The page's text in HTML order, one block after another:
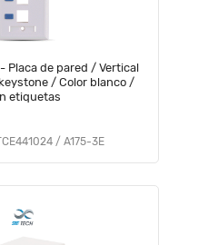
Placa de pared / Vertical
/ Color blanco /
etiquetas
/ A175-3E